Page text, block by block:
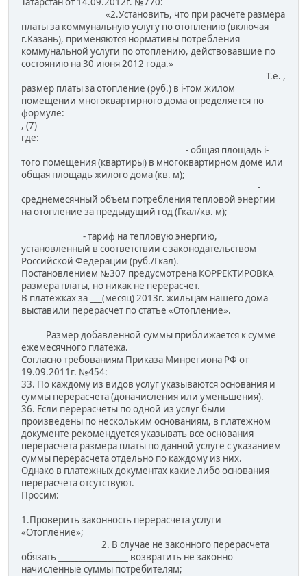
«2.Установить, что при расчете размера
платы за коммунальную услугу по отоплению (включая
г.Казань), применяются нормативы потребления
коммунальной услуги по отоплению, действовавшие по
состоянию на 30 июня 2012 года.»
Т.е. ,
размер платы за отопление (руб.) в i-том жилом
помещении многоквартирного дома определяется по
формуле:
, (7)
где:
- общая площадь i-
того помещения (квартиры) в многоквартирном доме или
общая площадь жилого дома (кв. м);
-
среднемесячный объем потребления тепловой энергии
на отопление за предыдущий год (Гкал/кв. м);
- тариф на тепловую энергию,
установленный в соответствии с законодательством
Российской Федерации (руб./Гкал).
Постановлением №307 предусмотрена КОРРЕКТИРОВКА
размера платы, но никак не перерасчет.
В платежках за ___(месяц) 2013г. жильцам нашего дома
выставили перерасчет по статье «Отопление».
Размер добавленной суммы приближается к сумме
ежемесячного платежа.
Согласно требованиям Приказа Минрегиона РФ от
19.09.2011г. №454:
33. По каждому из видов услуг указываются основания и
суммы перерасчета (доначисления или уменьшения).
36. Если перерасчеты по одной из услуг были
произведены по нескольким основаниям, в платежном
документе рекомендуется указывать все основания
перерасчета размера платы по данной услуге с указанием
суммы перерасчета отдельно по каждому из них.
Однако в платежных документах какие либо основания
перерасчета отсутствуют.
Просим:
1.Проверить законность перерасчета услуги
«Отопление»;
2. В случае не законного перерасчета
обязать _________________ возвратить не законно
начисленные суммы потребителям;